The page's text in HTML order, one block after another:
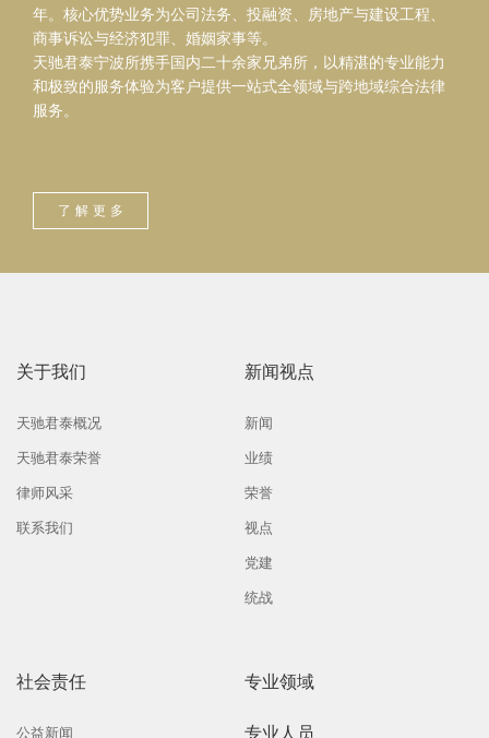
年。核心优势业务为公司法务、投融资、房地产与建设工程、
商事诉讼与经济犯罪、婚姻家事等。
天驰君泰宁波所携手国内二十余家兄弟所，以精湛的专业能力
和极致的服务体验为客户提供一站式全领域与跨地域综合法律
服务。
了解更多
关于我们
天驰君泰概况
天驰君泰荣誉
律师风采
联系我们
新闻视点
新闻
业绩
荣誉
视点
党建
统战
社会责任
公益新闻
专业领域
专业人员